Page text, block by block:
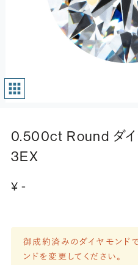
0.500ct Round ダイ
3EX
¥ -
御成約済みのダイヤモンド
ンドを変更してください。